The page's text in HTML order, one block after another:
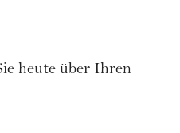
heute über Ihren